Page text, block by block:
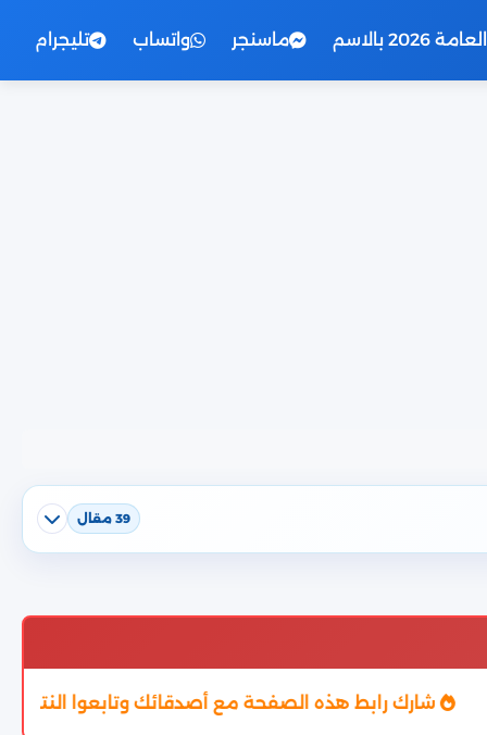
بالاسم ماسنجر واتساب تليجرام
39 مقال
الصفحة مع أصدقائك وتابعوا النتيجة من خلال موقع